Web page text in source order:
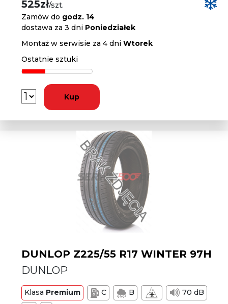
525zł/szt.
Zamów do godz. 14
dostawa za 3 dni Poniedziałek
Montaż w serwisie za 4 dniWtorek
Ostatnie sztuki
Kup
DUNLOP Z225/55 R17 WINTER 97H
DUNLOP
Klasa Premium C B
70 dB